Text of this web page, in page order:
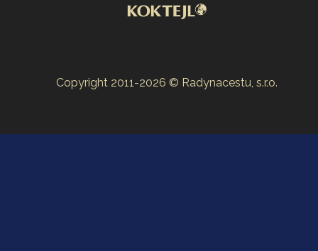
Copyright 2011-2026 © Radynacestu, s.r.o.